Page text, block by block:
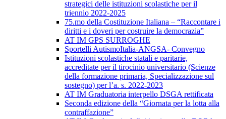
strategici delle istituzioni scolastiche per il
triennio 2022-2025
75.mo della Costituzione Italiana – “Raccontare i
diritti e i doveri per costruire la democrazia”
AT IM GPS SURROGHE
Sportelli AutismoItalia-ANGSA- Convegno
Istituzioni scolastiche statali e paritarie,
accreditate per il tirocinio universitario (Scienze
della formazione primaria, Specializzazione sul
sostegno) per l’a. s. 2022-2023
AT IM Graduatoria interpello DSGA rettificata
Seconda edizione della “Giornata per la lotta alla
contraffazione”